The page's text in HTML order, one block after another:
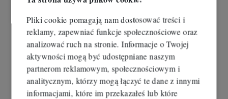
Pliki cookie pomagają nam dostosować treści i
reklamy, zapewniać funkcje społecznościowe oraz
analizować ruch na stronie. Informacje o Twojej
aktywności mogą być udostępniane naszym
partnerom reklamowym, społecznościowym i
analitycznym, którzy mogą łączyć te dane z innymi
informacjami, które im przekazałeś lub które